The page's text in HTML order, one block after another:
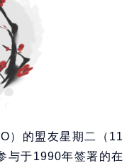
）的盟友星期二（11
与于1990年签署的在